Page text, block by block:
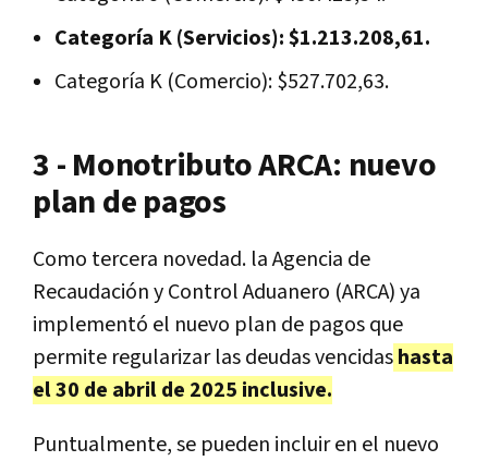
Categoría K (Servicios): $1.213.208,61.
Categoría K (Comercio): $527.702,63.
3 - Monotributo ARCA: nuevo
plan de pagos
Como tercera novedad. la Agencia de
Recaudación y Control Aduanero (ARCA) ya
implementó el nuevo plan de pagos que
permite regularizar las deudas vencidashasta
el 30 de abril de 2025 inclusive.
Puntualmente, se pueden incluir en el nuevo